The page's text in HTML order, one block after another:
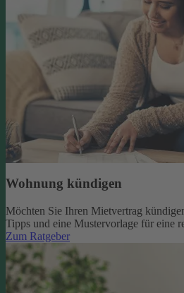
Wohnung kündigen
Möchten Sie Ihren Mietvertrag
Tipps und eine Mustervorlage für eine
Zum Ratgeber